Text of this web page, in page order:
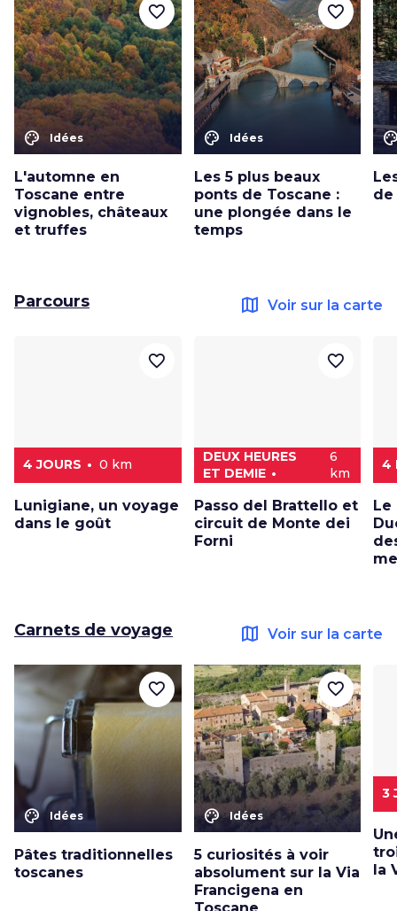
color_lens Idées
L'automne en
Toscane entre
vignobles, châteaux
et truffes
favorite_border
color_lens Idées
Les 5 plus beaux
ponts de Toscane :
une plongée dans le
temps
favorite_border
de
Parcours map Voir sur la carte
4 JOURS 0 km
Lunigiane, un voyage
dans le goût
favorite_border
DEUX HEURES
ET DEMIE
6
km
Passo del Brattello et
circuit de Monte dei
Forni
favorite_border
4
Le
Carnets de voyage map Voir sur la carte
color_lens Idées
Pâtes traditionnelles
toscanes
favorite_border
color_lens Idées
5 curiosités à voir
absolument sur la Via
Francigena en
Toscane
favorite_border
3
la